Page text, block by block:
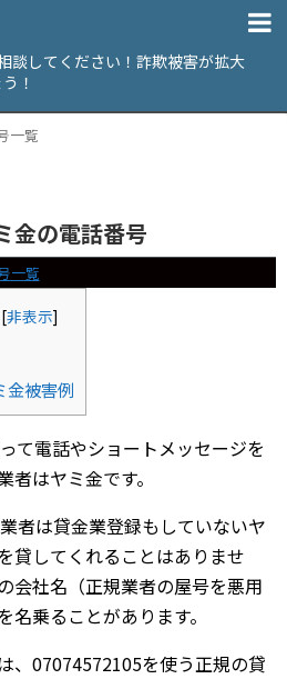
談してください！詐欺被害が拡大
！
一覧
金の電話番号
一覧
[非表示]
金被害例
て電話やショートメッセージを
はヤミ金です。
者は貸金業登録もしていないヤ
貸してくれることはありませ
会社名（正規業者の屋号を悪用
乗ることがあります。
、07074572105を使う正規の貸